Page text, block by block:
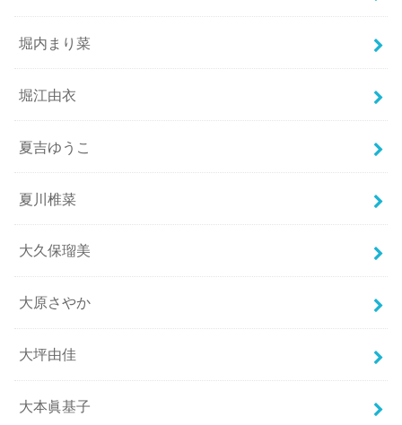
堀内まり菜
堀江由衣
夏吉ゆうこ
夏川椎菜
大久保瑠美
大原さやか
大坪由佳
大本眞基子